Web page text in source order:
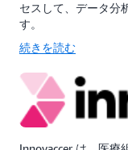
セスして、データ分
す。
続きを読む